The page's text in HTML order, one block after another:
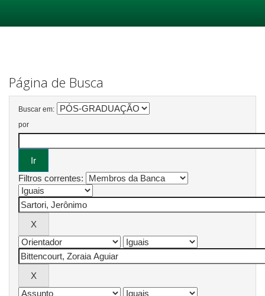
Página de Busca
Buscar em:
por
Filtros correntes: